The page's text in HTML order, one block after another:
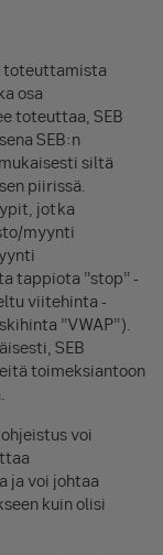
toteuttamista
osa
toteuttaa, SEB
SEB:n
siltä
piirissä.
jotka
myynti
tappiota ”stop” -
viitehinta -
”VWAP”).
SEB
toimeksiantoon
voi
ja voi johtaa
kuin olisi